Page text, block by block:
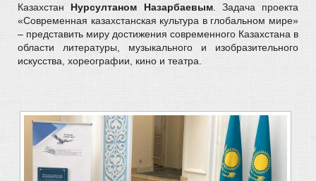
Казахстан Нурсултаном Назарбаевым. Задача проекта
«Современная казахстанская культура в глобальном мире»
– представить миру достижения современного Казахстана в
области литературы, музыкального и изобразительного
искусства, хореографии, кино и театра.